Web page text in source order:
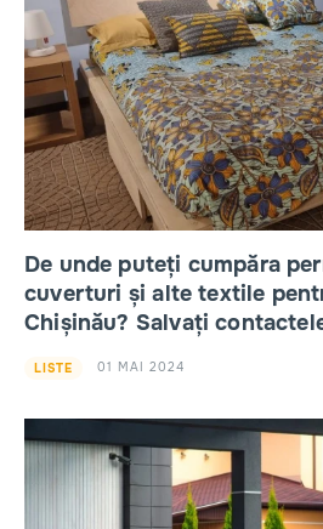
De unde puteți cumpăra
cuverturi și alte textile
Chișinău? Salvați
LISTE 01 MAI 2024